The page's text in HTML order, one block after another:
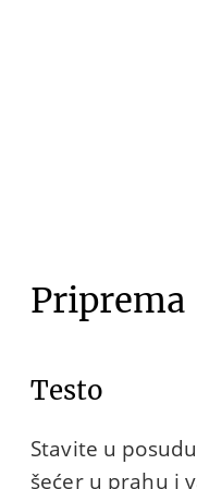
Priprema
Testo
Stavite u
šećer u prahu i